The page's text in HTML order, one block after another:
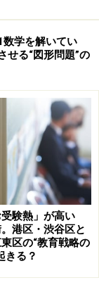
数学を解いてい
せる“図形問題”の
験熱」が高い
港区・渋谷区と
区の“教育戦略の
きる？